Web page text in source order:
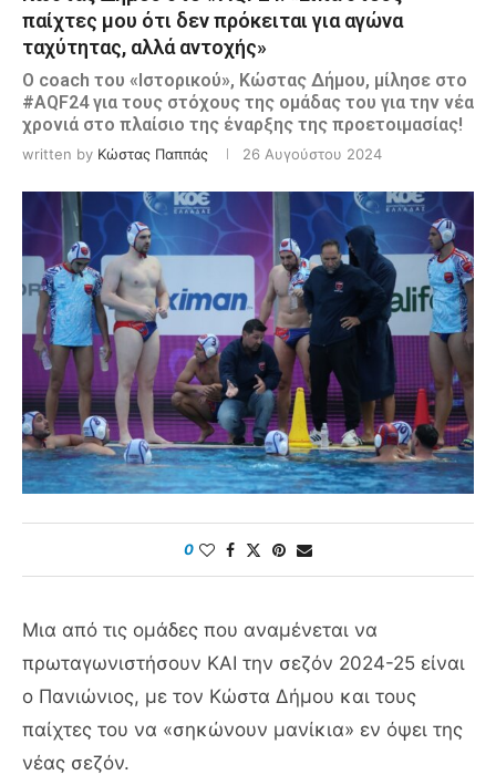
παίχτες μου ότι δεν πρόκειται για αγώνα
ταχύτητας, αλλά αντοχής»
O coach του «Ιστορικού», Κώστας Δήμου, μίλησε στο
#AQF24 για τους στόχους της ομάδας του για την νέα
χρονιά στο πλαίσιο της έναρξης της προετοιμασίας!
written by Κώστας Παππάς 26 Αυγούστου 2024
0
Μια από τις ομάδες που αναμένεται να
πρωταγωνιστήσουν ΚΑΙ την σεζόν 2024-25 είναι
ο Πανιώνιος, με τον Κώστα Δήμου και τους
παίχτες του να «σηκώνουν μανίκια» εν όψει της
νέας σεζόν.